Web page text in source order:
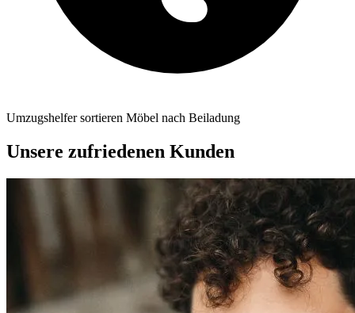
Umzugshelfer sortieren Möbel nach Beiladung
Unsere zufriedenen Kunden